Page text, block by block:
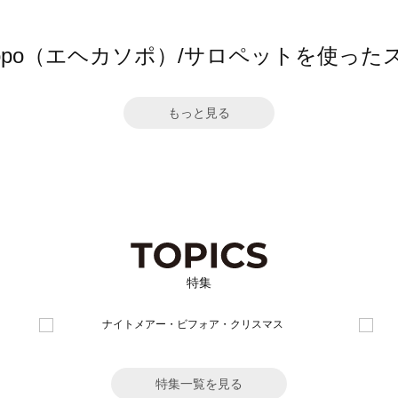
（エヘカソポ）/サロペットを使った
もっと見る
特集
特集一覧を見る